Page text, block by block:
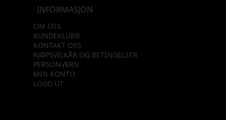
INFORMASJON
OM OSS
KUNDEKLUBB
KONTAKT OSS
KJØPSVILKÅR OG BETINGELSER
PERSONVERN
MIN KONTO
LOGG UT